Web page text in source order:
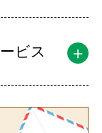
ビス